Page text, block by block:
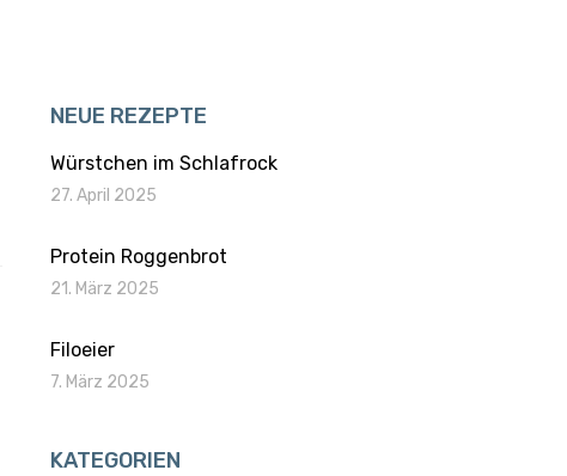
NEUE REZEPTE
Würstchen im Schlafrock
27. April 2025
Protein Roggenbrot
21. März 2025
Filoeier
7. März 2025
KATEGORIEN